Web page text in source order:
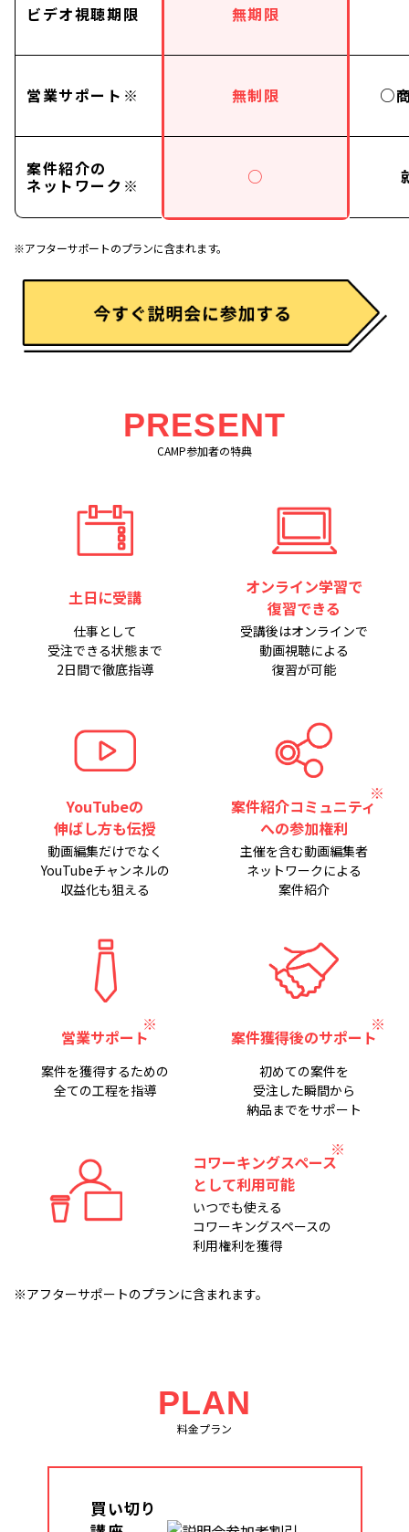
ビデオ視聴期限
営業サポート※
案件紹介の
ネットワーク※
無期限
無制限
○
○
※アフターサポートのプランに含まれます。
PRESENT
CAMP参加者の特典
土日に受講
仕事として
受注できる状態まで
2日間で徹底指導
オンライン学習で
復習できる
受講後はオンラインで
動画視聴による
復習が可能
YouTubeの
伸ばし方も伝授
動画編集だけでなく
YouTubeチャンネルの
収益化も狙える
案件紹介コミュニティ
への参加権利
主催を含む動画編集者
ネットワークによる
案件紹介
営業サポート
案件を獲得するための
全ての工程を指導
案件獲得後のサポート
初めての案件を
受注した瞬間から
納品までをサポート
コワーキングスペース
として利用可能
いつでも使える
コワーキングスペースの
利用権利を獲得
※アフターサポートのプランに含まれます。
PLAN
料金プラン
買い切り